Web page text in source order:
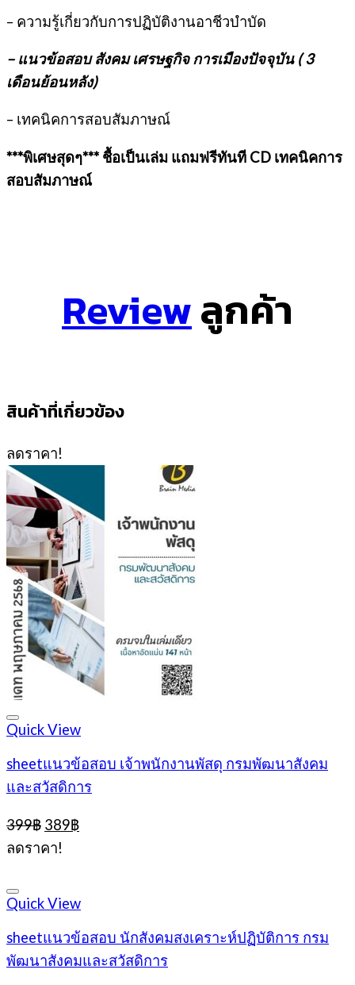
– ความรู้เกี่ยวกับการปฏิบัติงานอาชีวบำบัด
– แนวข้อสอบ สังคม เศรษฐกิจ การเมืองปัจจุบัน ( 3
เดือนย้อนหลัง)
– เทคนิคการสอบสัมภาษณ์
***พิเศษสุดๆ*** ชื้อเป็นเล่ม แถมฟรีทันที CD เทคนิคการ
สอบสัมภาษณ์
Reviewลูกค้า
สินค้าที่เกี่ยวข้อง
ลดราคา!
Quick View
sheetแนวข้อสอบ เจ้าพนักงานพัสดุ กรมพัฒนาสังคม
และสวัสดิการ
399฿ Original
price
was:
389฿Current
ลดราคา!
Quick View
sheetแนวข้อสอบ นักสังคมสงเคราะห์ปฏิบัติการ กรม
พัฒนาสังคมและสวัสดิการ